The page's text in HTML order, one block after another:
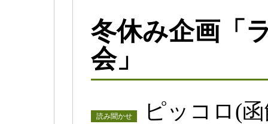
冬休み企画「
会」
読み聞かせ ピッコロ(